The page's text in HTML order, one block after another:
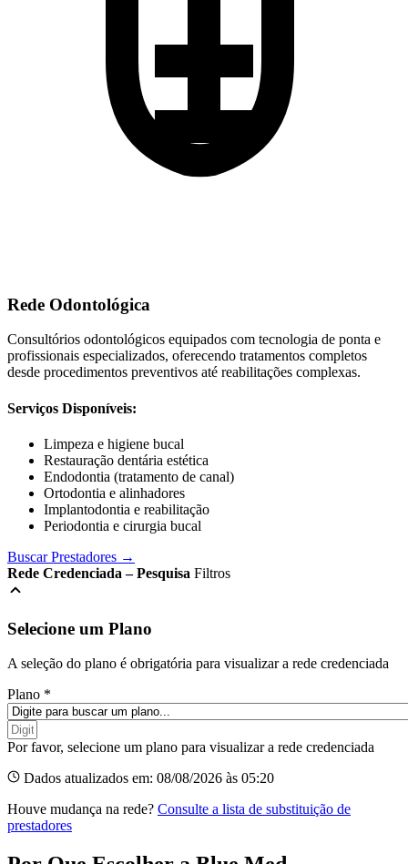
Rede Odontológica
Consultórios odontológicos equipados com tecnologia de ponta e
profissionais especializados, oferecendo tratamentos completos
desde procedimentos preventivos até reabilitações complexas.
Serviços Disponíveis:
Limpeza e higiene bucal
Restauração dentária estética
Endodontia (tratamento de canal)
Ortodontia e alinhadores
Implantodontia e reabilitação
Periodontia e cirurgia bucal
Buscar Prestadores →
Rede Credenciada – Pesquisa Filtros
Selecione um Plano
A seleção do plano é obrigatória para visualizar a rede credenciada
Plano *
Por favor, selecione um plano para visualizar a rede credenciada
Dados atualizados em: 08/08/2026 às 05:20
Houve mudança na rede? Consulte a lista de substituição de
prestadores